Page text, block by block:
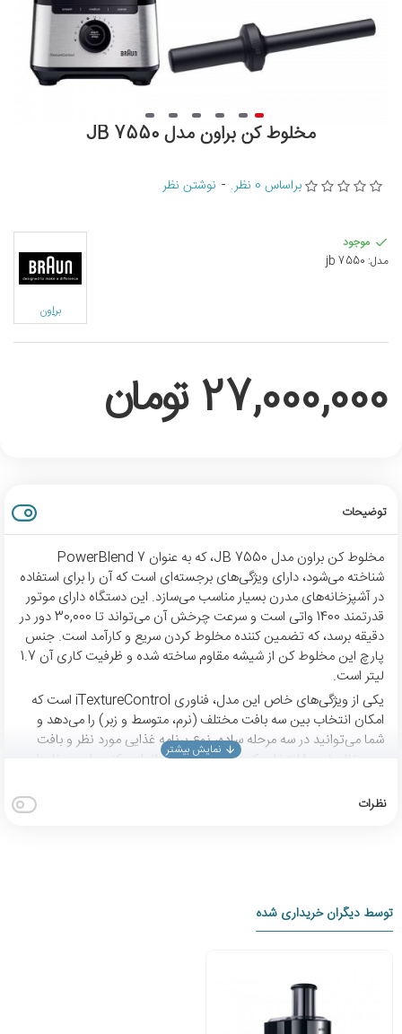
مخلوط کن براون مدل JB 7550
موجود
مدل: jb 7550
براون
براساس 0 نظر. - نوشتن نظر
27,000,000 تومان
توضیحات
مخلوط کن براون مدل JB 7550، که به عنوان PowerBlend 7
شناخته می‌شود، دارای ویژگی‌های برجسته‌ای است که آن را برای استفاده
در آشپزخانه‌های مدرن بسیار مناسب می‌سازد. این دستگاه دارای موتور
قدرتمند 1400 واتی است و سرعت چرخش آن می‌تواند تا 30,000 دور در
دقیقه برسد، که تضمین کننده مخلوط کردن سریع و کارآمد است. جنس
پارچ این مخلوط کن از شیشه مقاوم ساخته شده و ظرفیت کاری آن 1.7
لیتر است.
یکی از ویژگی‌های خاص این مدل، فناوری iTextureControl است که
امکان انتخاب بین سه بافت مختلف (نرم، متوسط و زبر) را می‌دهد و
شما می‌توانید در سه مرحله ساده، نوع برنامه غذایی مورد نظر و بافت
مورد نظر خود را انتخاب کنید و دستگاه را راه‌اندازی کنید. این مخلوط
طور یکنواخت و بدون نقطه کور مخلوط شوند و به سرعت به
قسمت‌های مخلوط کننده هدایت شوند، که نتیجه‌ای دو برابر سریع‌تر و
تضمین می‌کند. با توجه به قابلیت‌های متعدد و کیفیت ساخت بالای
ویژگی های مخلوط کن براون مدل JB 7550
کنترل بافت iTextureControl
نظرات
توسط دیگران خریداری شده